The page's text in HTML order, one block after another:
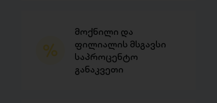
მოქნილი და
ფილიალის მსგავსი
საპროცენტო
განაკვეთი